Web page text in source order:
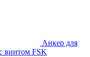
Анкер для
винтом FSK